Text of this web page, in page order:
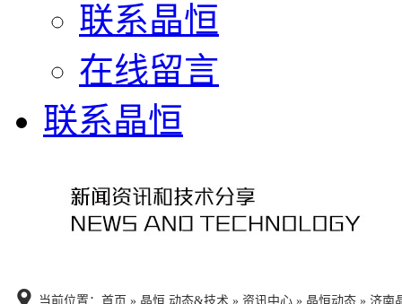
联系晶恒
在线留言
联系晶恒
当前位置 ： 首页 » 晶恒.动态&技术 » 资讯中心 » 晶恒动态 » 济南